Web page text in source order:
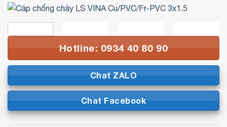
Hotline: 0934 40 80 90
Chat ZALO
Chat Facebook